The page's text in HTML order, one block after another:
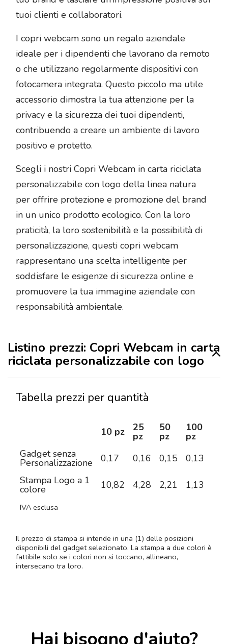
tuoi clienti e collaboratori.
I copri webcam sono un regalo aziendale
ideale per i dipendenti che lavorano da remoto
o che utilizzano regolarmente dispositivi con
fotocamera integrata. Questo piccolo ma utile
accessorio dimostra la tua attenzione per la
privacy e la sicurezza dei tuoi dipendenti,
contribuendo a creare un ambiente di lavoro
positivo e protetto.
Scegli i nostri Copri Webcam in carta riciclata
personalizzabile con logo della linea natura
per offrire protezione e promozione del brand
in un unico prodotto ecologico. Con la loro
praticità, la loro sostenibilità e la possibilità di
personalizzazione, questi copri webcam
rappresentano una scelta intelligente per
soddisfare le esigenze di sicurezza online e
promuovere la tua immagine aziendale con
responsabilità ambientale.
Listino prezzi: Copri Webcam in carta
riciclata personalizzabile con logo
Tabella prezzi per quantità
10 pz 25
pz
50
pz
100
pz
Gadget senza
Personalizzazione 0,17 0,16 0,15 0,13
Stampa Logo a 1
colore 10,82 4,28 2,21 1,13
IVA esclusa
Il prezzo di stampa si intende in una (1) delle posizioni
disponibili del gadget selezionato. La stampa a due colori è
fattibile solo se i colori non si toccano, allineano,
intersecano tra loro.